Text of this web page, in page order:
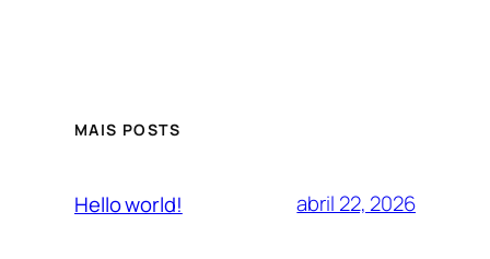
MAIS POSTS
Hello world! abril 22, 2026